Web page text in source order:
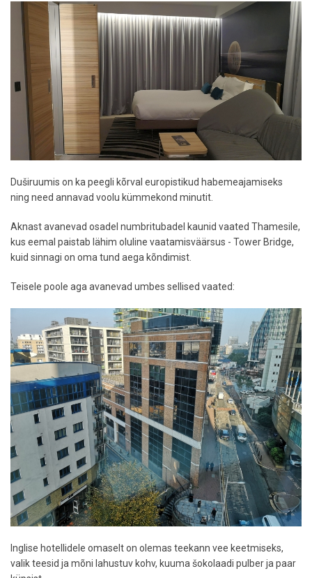
Duširuumis on ka peegli kõrval europistikud habemeajamiseks
ning need annavad voolu kümmekond minutit.
Aknast avanevad osadel numbritubadel kaunid vaated Thamesile,
kus eemal paistab lähim oluline vaatamisväärsus - Tower Bridge,
kuid sinnagi on oma tund aega kõndimist.
Teisele poole aga avanevad umbes sellised vaated:
Inglise hotellidele omaselt on olemas teekann vee keetmiseks,
valik teesid ja mõni lahustuv kohv, kuuma šokolaadi pulber ja paar